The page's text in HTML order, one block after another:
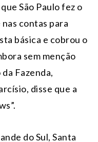
São Paulo fez o
nas contas para
básica e cobrou o
sem menção
Fazenda,
disse que a
do Sul, Santa